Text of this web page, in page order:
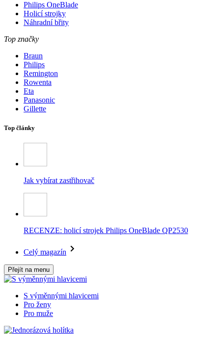
Philips OneBlade
Holicí strojky
Náhradní břity
Top značky
Braun
Philips
Remington
Rowenta
Eta
Panasonic
Gillette
Top články
Jak vybírat zastřihovač
RECENZE: holicí strojek Philips OneBlade QP2530
Celý magazín
Přejít na menu
S výměnnými hlavicemi
Pro ženy
Pro muže